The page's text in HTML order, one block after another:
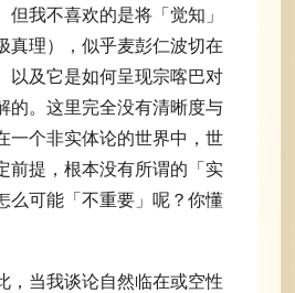
但我不喜欢的是将「觉知」
真理），似乎麦彭仁波切在
以及它是如何呈现宗喀巴对
的。这里完全没有清晰度与
一个非实体论的世界中，世
前提，根本没有所谓的「实
么可能「不重要」呢？你懂
，当我谈论自然临在或空性